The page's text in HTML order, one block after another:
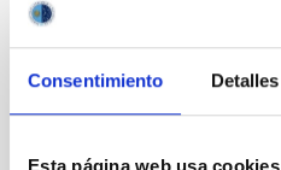
Consentimiento Detalles
Esta página web usa cookies